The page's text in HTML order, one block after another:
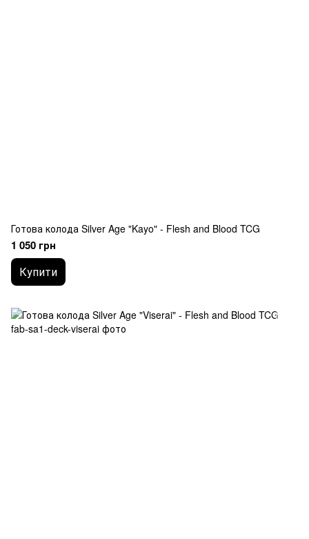
Готова колода Silver Age "Kayo" - Flesh and Blood TCG
1 050 грн
Купити